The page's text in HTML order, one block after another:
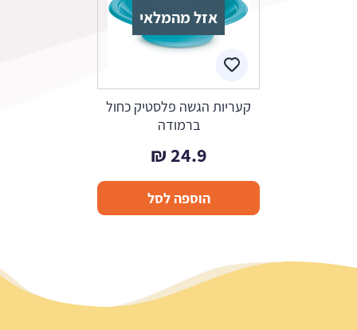
אזל מהמלאי
קעריות הגשה פלסטיק כחול
ברמודה
24.9
₪
הוספה לסל